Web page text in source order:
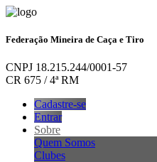
Federação Mineira de Caça e Tiro
CNPJ 18.215.244/0001-57
CR 675 / 4ª RM
Cadastre-se
Entrar
Sobre
Quem Somos
Clubes